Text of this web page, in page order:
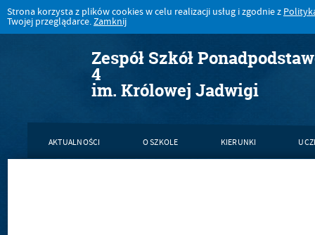
Strona korzysta z plików cookies w celu realizacji usług i zgodnie z
Twojej przeglądarce.Zamknij
Zespół Szkół
4
im. Królowej Jadwigi
AKTUALNOŚCI O SZKOLE KIERUNKI